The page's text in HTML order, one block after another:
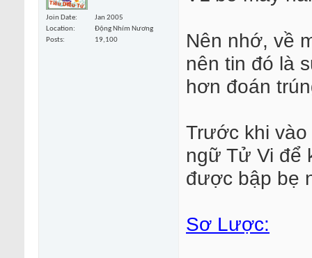
Join Date
Jan 2005
Location
Động Nhím Nương
Posts
19,100
Nên nhớ, về
nên tin đó là
hơn đoán
Trước khi
ngữ Tử Vi để
được bập bẹ
Sơ Lược: